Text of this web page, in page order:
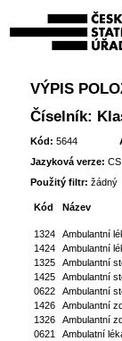
VÝPIS
Číselník:
Kód: 5644
Jazyková verze: CS
Použitý filtr: žádný
Kód Název
1324
Ambulantní
1424
Ambulantní
1325
Ambulantní
1425
Ambulantní
0622
Ambulantní
1426
Ambulantní
1326
Ambulantní
0621
Ambulatní